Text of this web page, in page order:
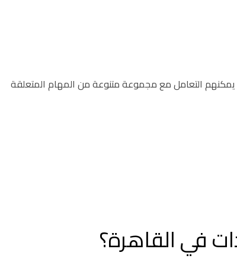
يمكنهم التعامل مع مجموعة متنوعة من المهام المتعلقة
في القاهرة؟